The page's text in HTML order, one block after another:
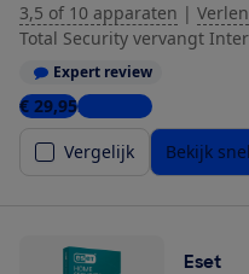
3,5 of 10 apparaten |
Total Security vervangt
Expert review
€ 29,952 winkels
Vergelijk
Bekijk snel
Eset